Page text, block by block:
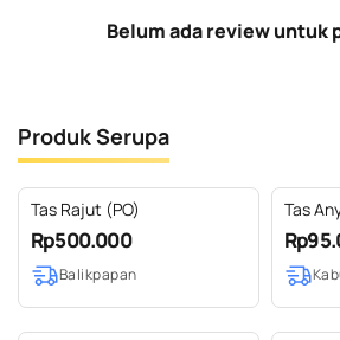
Belum ada review untuk
Produk Serupa
Tas Rajut (PO)
Rp500.000
Balikpapan
Tas